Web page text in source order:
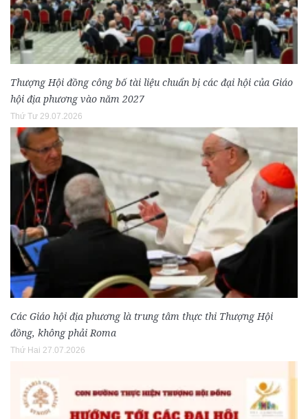
Thượng Hội đồng công bố tài liệu chuẩn bị các đại hội của Giáo
hội địa phương vào năm 2027
Thứ Tư 29.07.2026
Các Giáo hội địa phương là trung tâm thực thi Thượng Hội
đồng, không phải Roma
Thứ Hai 27.07.2026